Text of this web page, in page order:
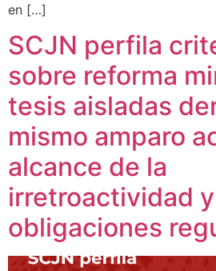
en […]
SCJN perfila
sobre reforma
tesis aisladas
mismo amparo
alcance de la
irretroactividad y
obligaciones